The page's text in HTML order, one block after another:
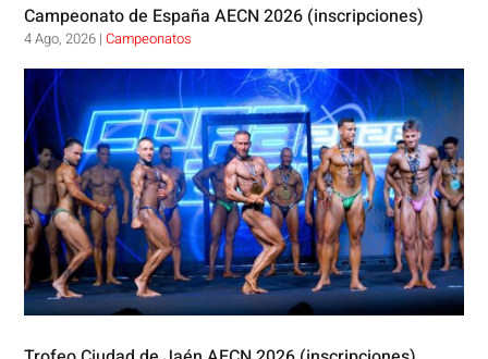
Campeonato de España AECN 2026 (inscripciones)
4 Ago, 2026 |Campeonatos